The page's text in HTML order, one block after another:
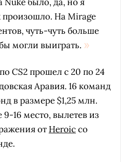
произошло. На Mirage
чуть-чуть больше
могли выиграть.
CS2 прошел с 20 по 24
Аравия. 16 команд
в размере $1,25 млн.
16 место, вылетев из
от Heroicсо